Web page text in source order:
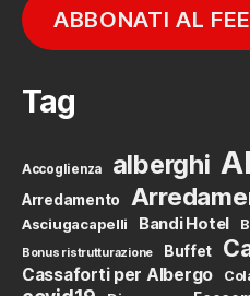
ABBONATI AL
Tag
Accoglienza alberghi
Arredamento
Asciugacapelli Bandi Hotel
Bonus ristrutturazione Buffet
Cassaforti per Albergo